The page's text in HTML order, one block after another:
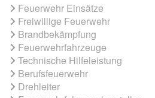
Feuerwehr Einsätze
Freiwillige Feuerwehr
Brandbekämpfung
Feuerwehrfahrzeuge
Technische Hilfeleistung
Berufsfeuerwehr
Drehleiter